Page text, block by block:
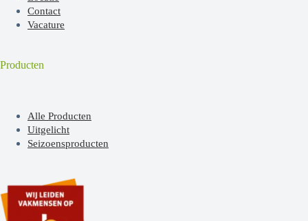
Contact
Vacature
Producten
Alle Producten
Uitgelicht
Seizoensproducten